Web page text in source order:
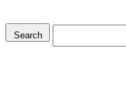
Search